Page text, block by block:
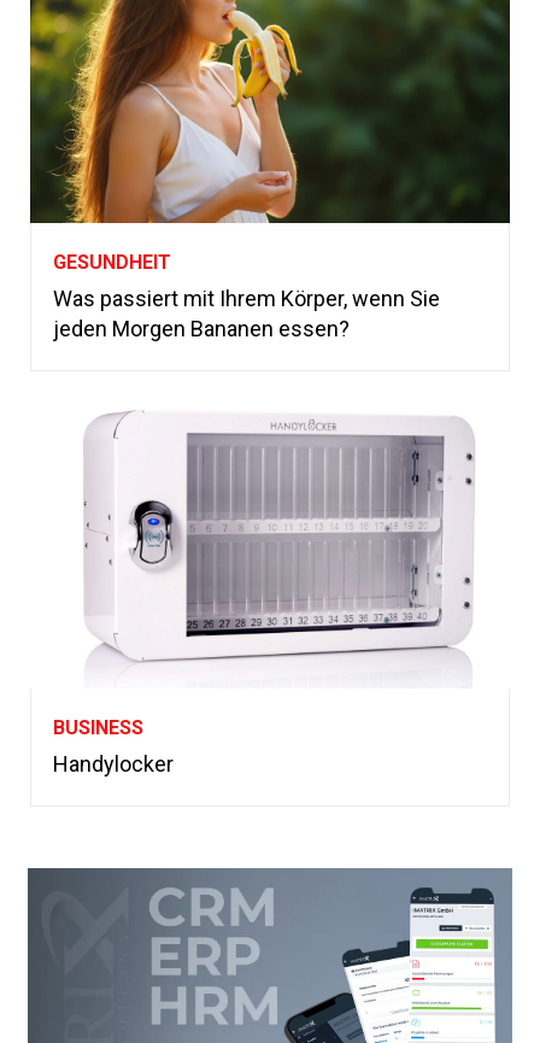
GESUNDHEIT
Was passiert mit Ihrem Körper, wenn Sie
jeden Morgen Bananen essen?
BUSINESS
Handylocker